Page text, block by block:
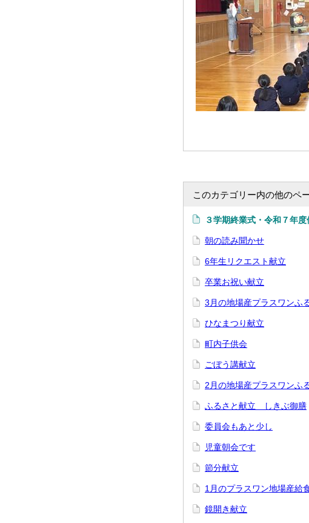
このカテゴリー内の他のペ
３学期終業式・令和７年度
朝の読み聞かせ
6年生リクエスト献立
卒業お祝い献立
3月の地場産プラスワンふ
ひなまつり献立
町内子供会
ごぼう講献立
2月の地場産プラスワンふ
ふるさと献立 しきぶ御膳
委員会もあと少し
児童朝会です
節分献立
1月のプラスワン地場産給
鏡開き献立